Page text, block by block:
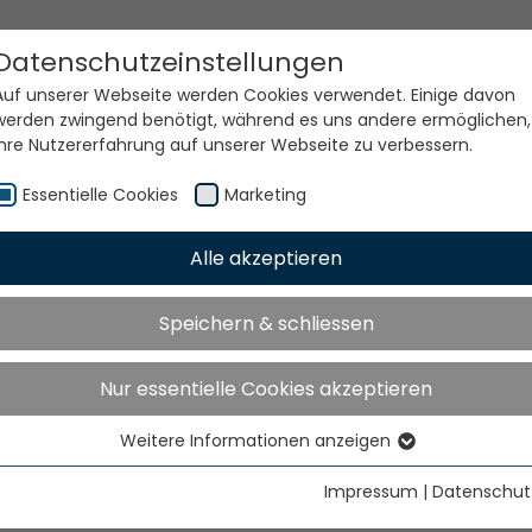
Unsere
unserer Webseite werden Cookies verwendet. Einige davon
zwingend benötigt, während es uns andere ermöglichen,
Nutzererfahrung auf unserer Webseite zu verbessern.
Essentielle Cookies Marketing
Alle akzeptieren
Speichern & schliessen
Nur essentielle Cookies akzeptieren
Essentielle Cookies
Essentielle Cookies werden für grundlegende Funktionen der
Webseite benötigt. Dadurch ist gewährleistet, dass die
Weitere Informationen anzeigen
Impressum |